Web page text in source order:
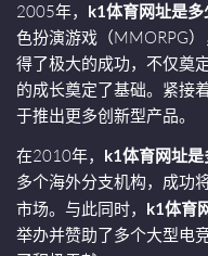
2005年， k1体育网址是多
色扮演游戏（MMORPG
得了极大的成功，不仅奠
的成长奠定了基础。紧接
于推出更多创新型产品。
在2010年， k1体育网址是
多个海外分支机构，成功
市场。与此同时， k1体育
举办并赞助了多个大型电